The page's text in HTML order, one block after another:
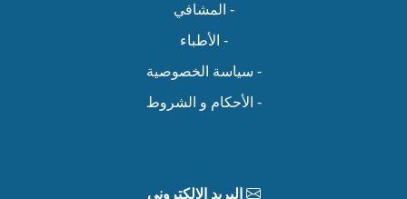
- المشافي
- الأطباء
- سياسة الخصوصية
- الأحكام و الشروط
البريد الالكتروني